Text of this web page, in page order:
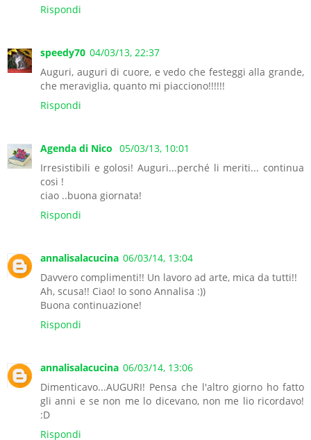
Rispondi
speedy70 04/03/13, 22:37
Auguri, auguri di cuore, e vedo che festeggi alla grande,
che meraviglia, quanto mi piacciono!!!!!!
Rispondi
Agenda di Nico 05/03/13, 10:01
Irresistibili e golosi! Auguri...perché li meriti... continua
cosi !
ciao ..buona giornata!
Rispondi
annalisalacucina 06/03/14, 13:04
Davvero complimenti!! Un lavoro ad arte, mica da tutti!!
Ah, scusa!! Ciao! Io sono Annalisa :))
Buona continuazione!
Rispondi
annalisalacucina 06/03/14, 13:06
Dimenticavo...AUGURI! Pensa che l'altro giorno ho fatto
gli anni e se non me lo dicevano, non me lio ricordavo!
:D
Rispondi